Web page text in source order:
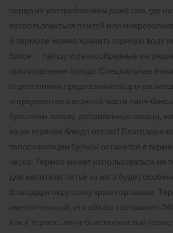
перед их употреблением даже там, где
воспользоваться плитой или
В термосе можно хранить горячую воду
боксе — лапшу и разнообразные
приготовления блюда. Специальная
отделениями предназначена для
ингредиентов в верхней части ланч-
бульоном лапшу, добавленные овощи,
ваше горячее блюдо готово! Благодаря
теплоизоляции бульон останется в
часов. Термос может использоваться не
для напитков; питьё из него будет
благодаря округлому краю горлышка.
вместительный, его объём составляет
Как и термос, ланч-бокс полностью